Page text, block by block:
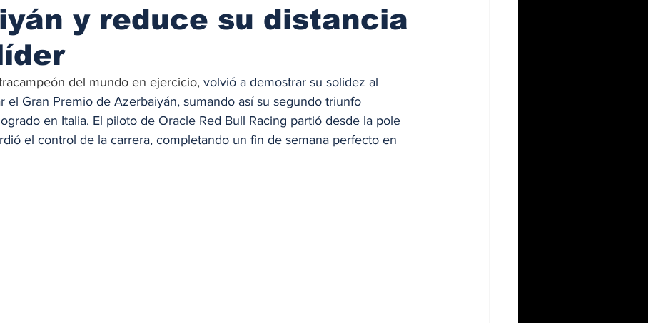
y reduce su distancia
del mundo en ejercicio, volvió a demostrar su solidez al
el Gran Premio de Azerbaiyán, sumando así su segundo triunfo
en Italia. El piloto de Oracle Red Bull Racing partió desde la pole
el control de la carrera, completando un fin de semana perfecto en